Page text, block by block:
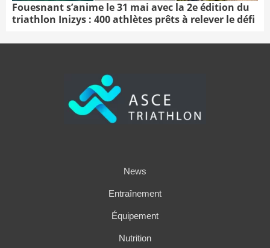
Fouesnant s’anime le 31 mai avec la 2e édition du
triathlon Inizys : 400 athlètes prêts à relever le défi
News
Entraînement
Équipement
Nutrition